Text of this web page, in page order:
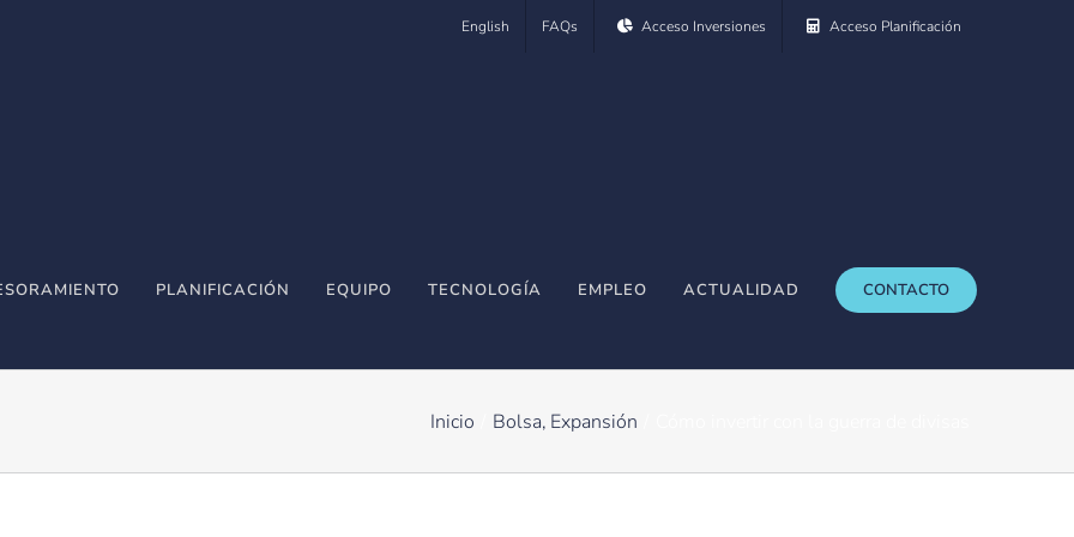
English FAQs Acceso Inversiones Acceso Planificación
PLANIFICACIÓN EQUIPO TECNOLOGÍA EMPLEO ACTUALIDAD CONTACTO
Inicio Bolsa Expansión